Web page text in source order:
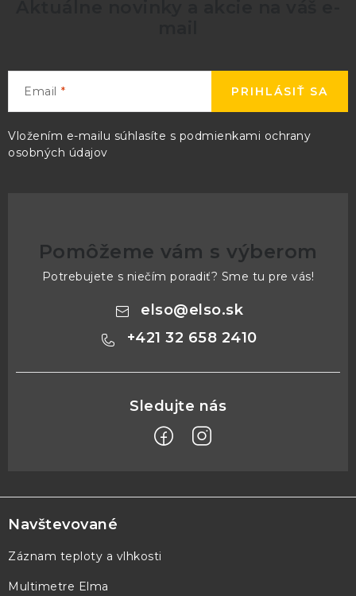
Email
Vložením e-mailu súhlasíte s podmienkami ochrany
osobných údajov
PRIHLÁSIŤ SA
Pomôžeme vám s výberom
Potrebujete s niečím poradiť? Sme tu pre vás!
elso@elso.sk
+421 32 658 2410
á
p
ä
Navštevované
Záznam teploty a vlhkosti
Multimetre Elma